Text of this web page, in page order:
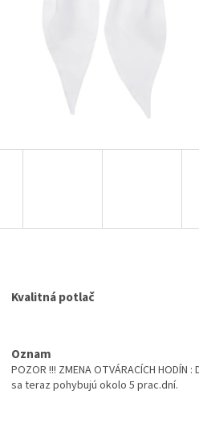
Kvalitná potlač
Oznam
POZOR !!! ZMENA OTVÁRACÍCH
sa teraz pohybujú okolo 5 prac.dní.